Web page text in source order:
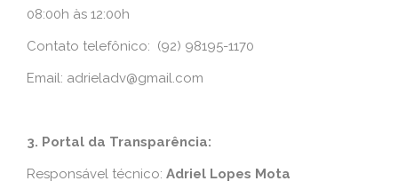
08:00h às 12:00h
Contato telefônico: (92) 98195-1170
Email: adrieladv@gmail.com
3. Portal da Transparência:
Responsável técnico: Adriel Lopes Mota